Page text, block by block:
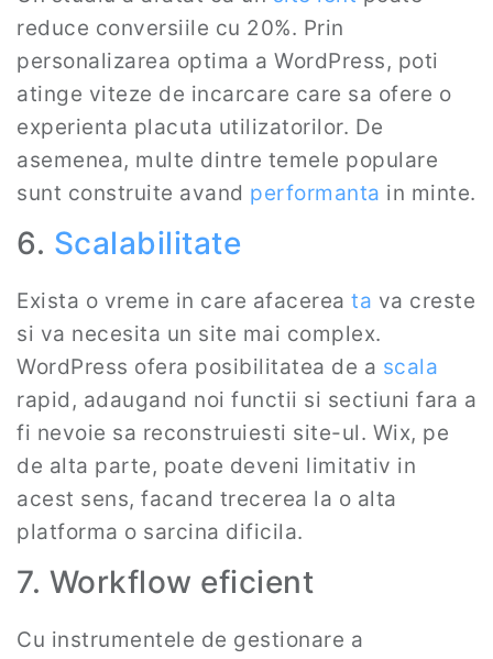
reduce conversiile cu 20%. Prin
personalizarea optima a WordPress, poti
atinge viteze de incarcare care sa ofere o
experienta placuta utilizatorilor. De
asemenea, multe dintre temele populare
sunt construite avand performanta in minte.
6. Scalabilitate
Exista o vreme in care afacerea ta va creste
si va necesita un site mai complex.
WordPress ofera posibilitatea de a scala
rapid, adaugand noi functii si sectiuni fara a
fi nevoie sa reconstruiesti site-ul. Wix, pe
de alta parte, poate deveni limitativ in
acest sens, facand trecerea la o alta
platforma o sarcina dificila.
7. Workflow eficient
Cu instrumentele de gestionare a